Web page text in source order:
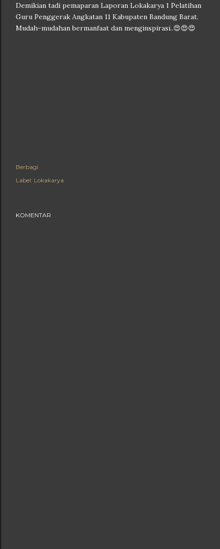
Demikian tadi pemaparan Laporan Lokakarya 1 Pelatihan
Guru Penggerak Angkatan 11 Kabupaten Bandung Barat.
Mudah-mudahan bermanfaat dan menginspirasi..😍😍😍
Berbagi
Label: Lokakarya
KOMENTAR